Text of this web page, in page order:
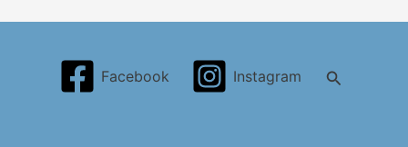
Facebook Instagram Search